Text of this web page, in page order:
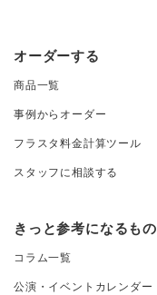
オーダーする
商品一覧
事例からオーダー
フラスタ料金計算ツール
スタッフに相談する
きっと参考になるもの
コラム一覧
公演・イベントカレンダー